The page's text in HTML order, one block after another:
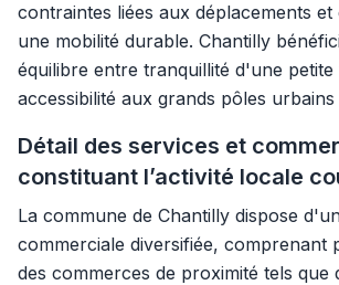
contraintes liées aux déplacements
une mobilité durable. Chantilly
équilibre entre tranquillité d'une petite
accessibilité aux grands pôles urbains
Détail des services et
constituant l’activité locale
La commune de Chantilly dispose
commerciale diversifiée, comprenant
des commerces de proximité tels que